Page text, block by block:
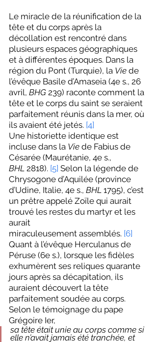
Le miracle de la réunification de la
tête et du corps après la
décollation est rencontré dans
plusieurs espaces géographiques
et à différentes époques. Dans la
région du Pont (Turquie), la Vie de
l’évêque Basile d’Amaseia (4e s., 26
avril, BHG 239) raconte comment la
tête et le corps du saint se seraient
parfaitement réunis dans la mer, où
ils avaient été jetés. [4]
Une historiette identique est
incluse dans la Vie de Fabius de
Césarée (Maurétanie, 4e s.,
BHL 2818). [5] Selon la légende de
Chrysogone d’Aquilée (province
d’Udine, Italie, 4e s., BHL 1795), c’est
un prêtre appelé Zoïle qui aurait
trouvé les restes du martyr et les
aurait
miraculeusement assemblés. [6]
Quant à l’évêque Herculanus de
Péruse (6e s.), lorsque les fidèles
exhumèrent ses reliques quarante
jours après sa décapitation, ils
auraient découvert la tête
parfaitement soudée au corps.
Selon le témoignage du pape
Grégoire Ier,
sa tête était unie au corps comme si
elle n’avait jamais été tranchée, et